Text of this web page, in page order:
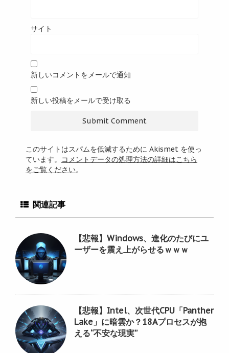
サイト
新しいコメントをメールで通知
新しい投稿をメールで受け取る
このサイトはスパムを低減するために Akismet を使っ
ています。
コメントデータの処理方法の詳細はこちら
をご覧ください。
関連記事
【悲報】Windows、進化のたびにユ
ーザーを震え上がらせるｗｗｗ
【悲報】Intel、次世代CPU「Panther
Lake」に暗雲か？18Aプロセスが抱
える“不安な現実”